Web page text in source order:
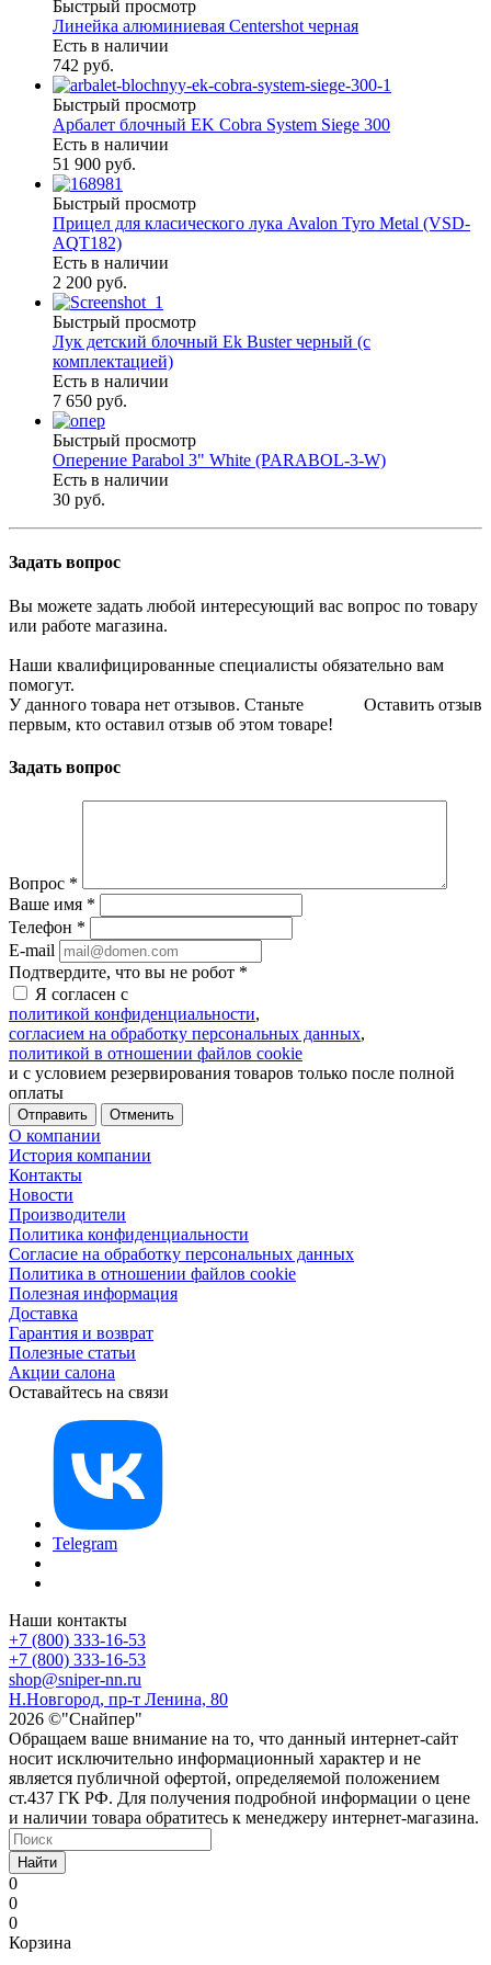
Быстрый просмотр
Линейка алюминиевая Centershot черная
Есть в наличии
742 руб.
Быстрый просмотр
Арбалет блочный EK Cobra System Siege 300
Есть в наличии
51 900 руб.
Быстрый просмотр
Прицел для класического лука Avalon Tyro Metal (VSD-
AQT182)
Есть в наличии
2 200 руб.
Быстрый просмотр
Лук детский блочный Ek Buster черный (с
комплектацией)
Есть в наличии
7 650 руб.
Быстрый просмотр
Оперение Parabol 3" White (PARABOL-3-W)
Есть в наличии
30 руб.
Задать вопрос
Вы можете задать любой интересующий вас вопрос по товару
или работе магазина.
Наши квалифицированные специалисты обязательно вам
помогут.
Оставить отзыв
У данного товара нет отзывов. Станьте
первым, кто оставил отзыв об этом товаре!
Задать вопрос
Вопрос *
Ваше имя *
Телефон *
E-mail
Подтвердите, что вы не робот *
Я согласен с
политикой конфиденциальности,
согласием на обработку персональных данных,
политикой в отношении файлов cookie
и с условием резервирования товаров только после полной
оплаты
Отменить
О компании
История компании
Контакты
Новости
Производители
Политика конфиденциальности
Согласие на обработку персональных данных
Политика в отношении файлов cookie
Полезная информация
Доставка
Гарантия и возврат
Полезные статьи
Акции салона
Оставайтесь на связи
Telegram
Наши контакты
+7 (800) 333-16-53
+7 (800) 333-16-53
shop@sniper-nn.ru
Н.Новгород, пр-т Ленина, 80
2026 ©"Снайпер"
Обращаем ваше внимание на то, что данный интернет-сайт
носит исключительно информационный характер и не
является публичной офертой, определяемой положением
ст.437 ГК РФ. Для получения подробной информации о цене
и наличии товара обратитесь к менеджеру интернет-магазина.
Найти
0
0
0
Корзина